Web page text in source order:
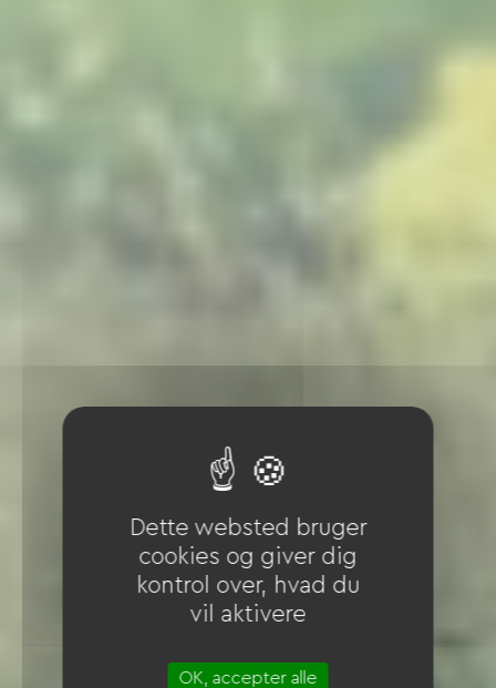
Dette websted bruger
cookies og giver dig
kontrol over, hvad du
vil aktivere
OK, accepter alle